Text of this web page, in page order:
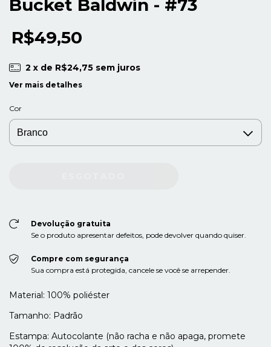
Bucket Baldwin - #73
R$49,50
2 x de R$24,75 sem juros
Ver mais detalhes
Cor
Devolução gratuita
Se o produto apresentar defeitos, pode devolver quando quiser.
Compre com segurança
Sua compra está protegida, cancele se você se arrepender.
Material: 100% poliéster
Tamanho: Padrão
Estampa: Autocolante (não racha e não apaga, promete